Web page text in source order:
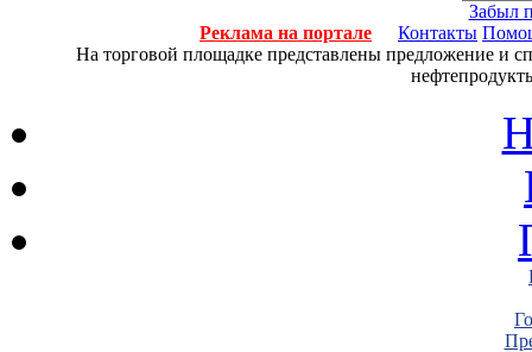
Забыл
Реклама на портале
Контакты
На торговой площадке представлены предложение и